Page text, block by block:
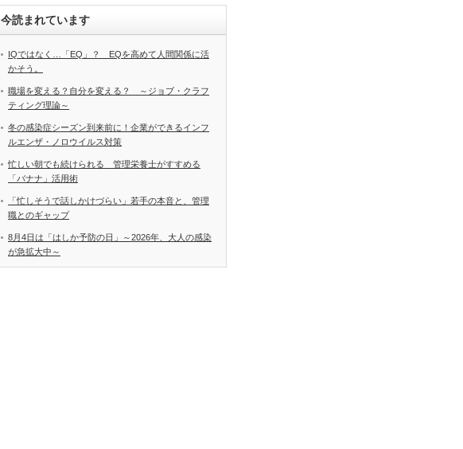
今読まれています
IQではなく…「EQ」？ EQを高めて人間関係に活
かそう。
職場を変える？自分を変える？ ～ジョブ・クラフ
ティング理論～
冬の感染症シーズン到来前に！企業ができるインフ
ルエンザ・ノロウイルス対策
忙しい朝でも続けられる 管理栄養士がすすめる
「バナナ」活用術
「忙しそうで話しかけづらい」若手の本音と、管理
職とのギャップ
8月4日は「はしか予防の日」～2026年、大人の感染
が急拡大中～